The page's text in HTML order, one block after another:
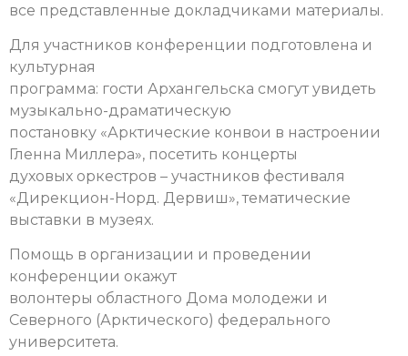
все представленные докладчиками материалы.
Для участников конференции подготовлена и
культурная
программа: гости Архангельска смогут увидеть
музыкально-драматическую
постановку «Арктические конвои в настроении
Гленна Миллера», посетить концерты
духовых оркестров – участников фестиваля
«Дирекцион-Норд. Дервиш», тематические
выставки в музеях.
Помощь в организации и проведении
конференции окажут
волонтеры областного Дома молодежи и
Северного (Арктического) федерального
университета.